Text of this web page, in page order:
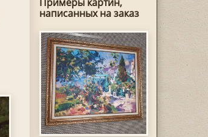
написанных на заказ